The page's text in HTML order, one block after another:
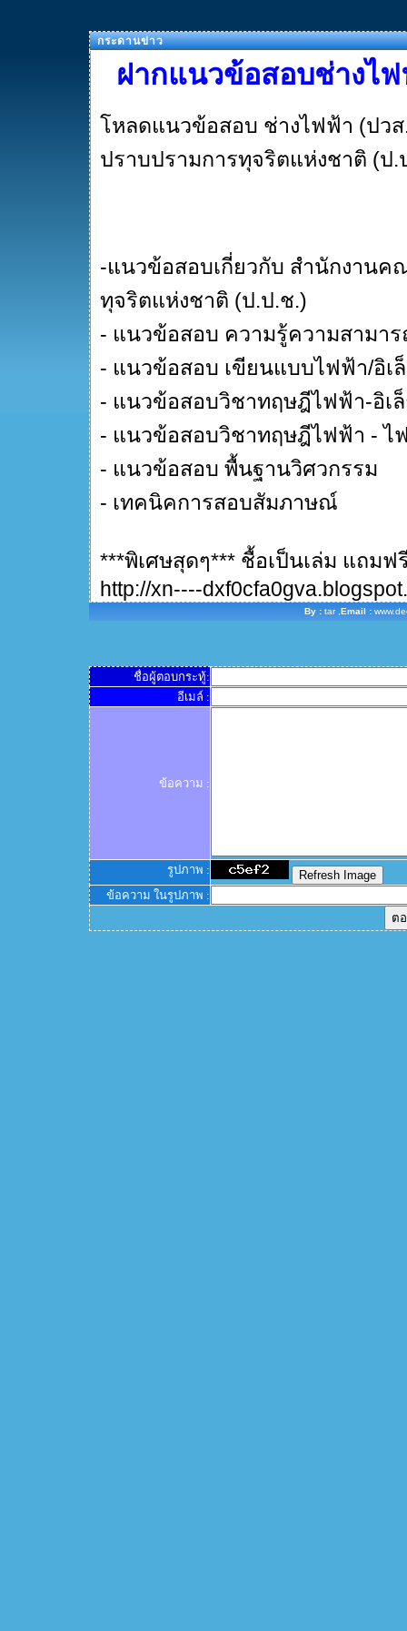
กระดานข่าว
ฝากแนวข้อสอบช่างไ
โหลดแนวข้อสอบ ช่างไฟฟ้า (ปว
ปราบปรามการทุจริตแห่งชาติ (ป.
-แนวข้อสอบเกี่ยวกับ สำนักงานค
ทุจริตแห่งชาติ (ป.ป.ช.)
- แนวข้อสอบ ความรู้ความสามาร
- แนวข้อสอบ เขียนแบบไฟฟ้า/อิเ
- แนวข้อสอบวิชาทฤษฎีไฟฟ้า-อิเ
- แนวข้อสอบวิชาทฤษฎีไฟฟ้า - ไ
- แนวข้อสอบ พื้นฐานวิศวกรรม
- เทคนิคการสอบสัมภาษณ์
***พิเศษสุดๆ*** ชื้อเป็นเล่ม แถม
http://xn----
By :tar , Email :
ชื่อผู้ตอบกระทู้:
อีเมล์ :
ข้อความ :
รูปภาพ :
ข้อความ ในรูปภาพ :